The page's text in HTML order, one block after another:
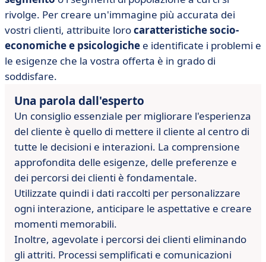
rivolge. Per creare un'immagine più accurata dei
vostri clienti, attribuite lorocaratteristiche socio-
economiche e psicologiche e identificate i problemi e
le esigenze che la vostra offerta è in grado di
soddisfare.
Una parola dall'esperto
Un consiglio essenziale per migliorare l'esperienza
del cliente è quello di mettere il cliente al centro di
tutte le decisioni e interazioni. La comprensione
approfondita delle esigenze, delle preferenze e
dei percorsi dei clienti è fondamentale.
Utilizzate quindi i dati raccolti per personalizzare
ogni interazione, anticipare le aspettative e creare
momenti memorabili.
Inoltre, agevolate i percorsi dei clienti eliminando
gli attriti. Processi semplificati e comunicazioni